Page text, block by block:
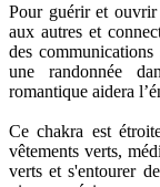
Pour guérir et
aux autres et
des
une randonnée
romantique aidera
Ce chakra est
vêtements verts,
verts et s'entourer